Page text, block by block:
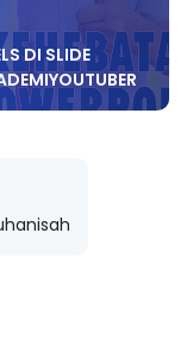
DI SLIDE